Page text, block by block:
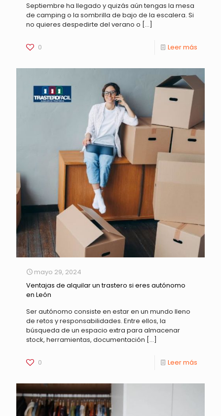
Septiembre ha llegado y quizás aún tengas la mesa
de camping o la sombrilla de bajo de la escalera. Si
no quieres despedirte del verano o […]
0 Leer más
mayo 29, 2024
Ventajas de alquilar un trastero si eres autónomo
en León
Ser autónomo consiste en estar en un mundo lleno
de retos y responsabilidades. Entre ellos, la
búsqueda de un espacio extra para almacenar
stock, herramientas, documentación […]
0 Leer más